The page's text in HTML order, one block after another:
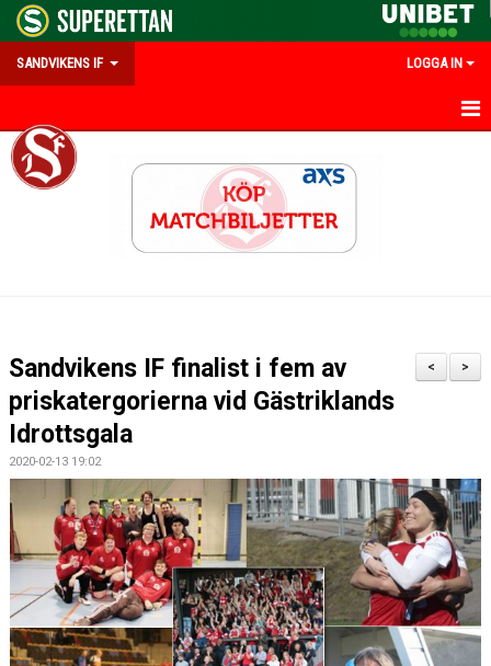
SANDVIKENS IF LOGGA IN
HEM
#FRAMTIDSSUPPORTER
PARTNERS & MEDLEMSERBJUDANDEN
EMILIAS MINNESFOND
INTRESSEANMÄLAN FÖR SPELARE
INTRESSEANMÄLAN LEDARE
ANMÄLAN TILL CAMPER
>
<
Sandvikens IF finalist i fem av
priskatergorierna vid Gästriklands
Idrottsgala
2020-02-13 19:02